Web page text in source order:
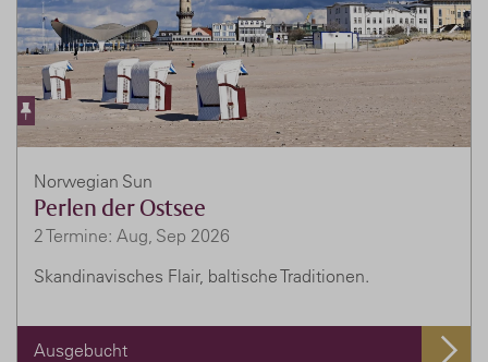
Norwegian Sun
Perlen der Ostsee
2 Termine: Aug, Sep 2026
Skandinavisches Flair, baltische Traditionen.
Ausgebucht